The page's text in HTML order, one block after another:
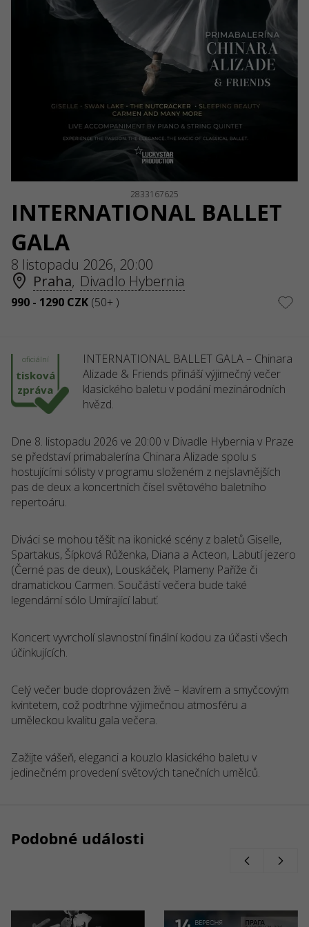
2833167625
INTERNATIONAL BALLET
GALA
8 listopadu 2026, 20:00
Praha, Divadlo Hybernia
990 - 1290 CZK (50+ )
oficiální
tisková
zpráva
INTERNATIONAL BALLET GALA – Chinara
Alizade & Friends přináší výjimečný večer
klasického baletu v podání mezinárodních
hvězd.
Dne 8. listopadu 2026 ve 20:00 v Divadle Hybernia v Praze
se představí primabalerína Chinara Alizade spolu s
hostujícími sólisty v programu složeném z nejslavnějších
pas de deux a koncertních čísel světového baletního
repertoáru.
Diváci se mohou těšit na ikonické scény z baletů Giselle,
Spartakus, Šípková Růženka, Diana a Acteon, Labutí jezero
(Černé pas de deux), Louskáček, Plameny Paříže či
dramatickou Carmen. Součástí večera bude také
legendární sólo Umírající labuť.
Koncert vyvrcholí slavnostní finální kodou za účasti všech
účinkujících.
Celý večer bude doprovázen živě – klavírem a smyčcovým
kvintetem, což podtrhne výjimečnou atmosféru a
uměleckou kvalitu gala večera.
Zažijte vášeň, eleganci a kouzlo klasického baletu v
jedinečném provedení světových tanečních umělců.
Podobné události